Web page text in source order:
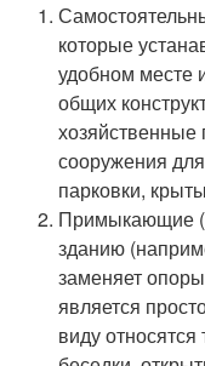
которые
удобном месте
общих
хозяйственные
сооружения
парковки,
Примыкающие
зданию
заменяет
является
виду